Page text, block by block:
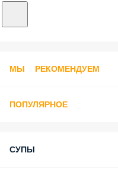
МЫ РЕКОМЕНДУЕМ
ПОПУЛЯРНОЕ
СУПЫ